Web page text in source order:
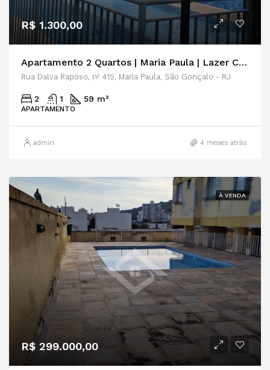
R$ 1.300,00
Apartamento 2 Quartos | Maria Paula | Lazer Completo | São Gonçalo
Rua Dalva Raposo, nº 415, Maria Paula, São Gonçalo - RJ
2 1 59 m²
APARTAMENTO
admin 4 meses atrás
À VENDA
R$ 299.000,00